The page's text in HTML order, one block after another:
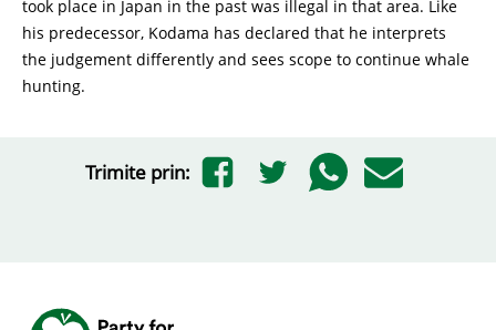
took place in Japan in the past was illegal in that area. Like
his predecessor, Kodama has declared that he interprets
the judgement differently and sees scope to continue whale
hunting.
Trimite prin: